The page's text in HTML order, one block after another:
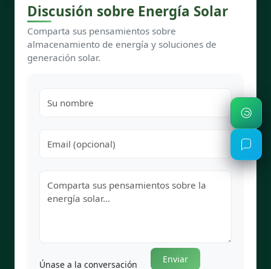
Discusión sobre Energía Solar
Comparta sus pensamientos sobre
almacenamiento de energía y soluciones de
generación solar.
Únase a la conversación Enviar